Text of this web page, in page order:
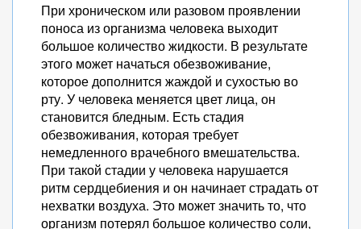
При хроническом или разовом проявлении
поноса из организма человека выходит
большое количество жидкости. В результате
этого может начаться обезвоживание,
которое дополнится жаждой и сухостью во
рту. У человека меняется цвет лица, он
становится бледным. Есть стадия
обезвоживания, которая требует
немедленного врачебного вмешательства.
При такой стадии у человека нарушается
ритм сердцебиения и он начинает страдать от
нехватки воздуха. Это может значить то, что
организм потерял большое количество соли,